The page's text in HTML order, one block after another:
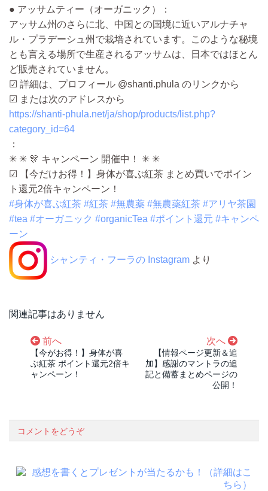
● アッサムティー（オーガニック）：
アッサム州のさらに北、中国との国境に近いアルナチャ
ル・プラデーシュ州で栽培されています。このような秘境
とも言える場所で生産されるアッサムは、日本ではほとん
ど販売されていません。
☑ 詳細は、プロフィール @shanti.phula のリンクから
☑ または次のアドレスから
https://shanti-phula.net/ja/shop/products/list.php?
category_id=64
：
✳ ✳ 🎊 キャンペーン 開催中！ ✳ ✳
☑ 【今だけお得！】身体が喜ぶ紅茶 まとめ買いでポイン
ト還元2倍キャンペーン！
#身体が喜ぶ紅茶 #紅茶 #無農薬 #無農薬紅茶 #アリヤ茶園
#tea #オーガニック #organicTea #ポイント還元 #キャンペ
ーン
シャンティ・フーラの Instagram より
関連記事はありません
前へ
【今がお得！】身体が喜
ぶ紅茶 ポイント還元2倍キ
ャンペーン！
次へ
【情報ページ更新＆追
加】感謝のマントラの追
記と備蓄まとめページの
公開！
コメントをどうぞ